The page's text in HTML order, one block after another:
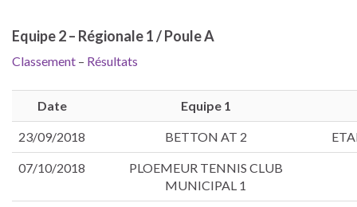
Equipe 2 – Régionale 1 / Poule A
Classement – Résultats
Date Equipe 1
23/09/2018 BETTON AT 2
07/10/2018
PLOEMEUR TENNIS CLUB
MUNICIPAL 1